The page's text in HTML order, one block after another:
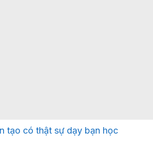
tạo có thật sự dạy bạn học